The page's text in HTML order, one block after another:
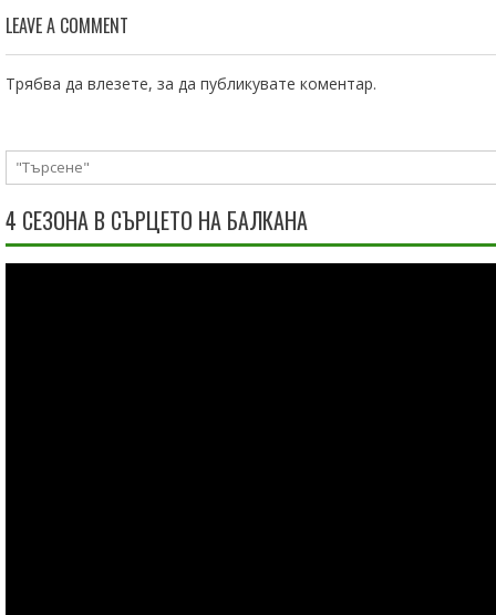
LEAVE A COMMENT
Трябва да влезете, за да публикувате коментар.
4 СЕЗОНА В СЪРЦЕТО НА БАЛКАНА